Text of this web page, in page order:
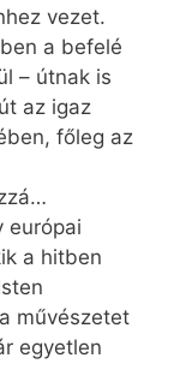
vezet.
a befelé
– útnak is
az igaz
főleg az
európai
a hitben
művészetet
egyetlen